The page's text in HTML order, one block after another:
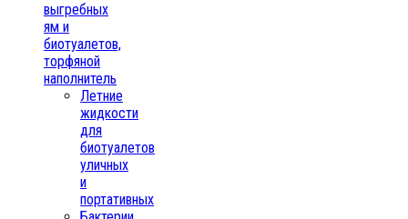
выгребных
ям и
биотуалетов,
торфяной
наполнитель
Летние
жидкости
для
биотуалетов
уличных
и
портативных